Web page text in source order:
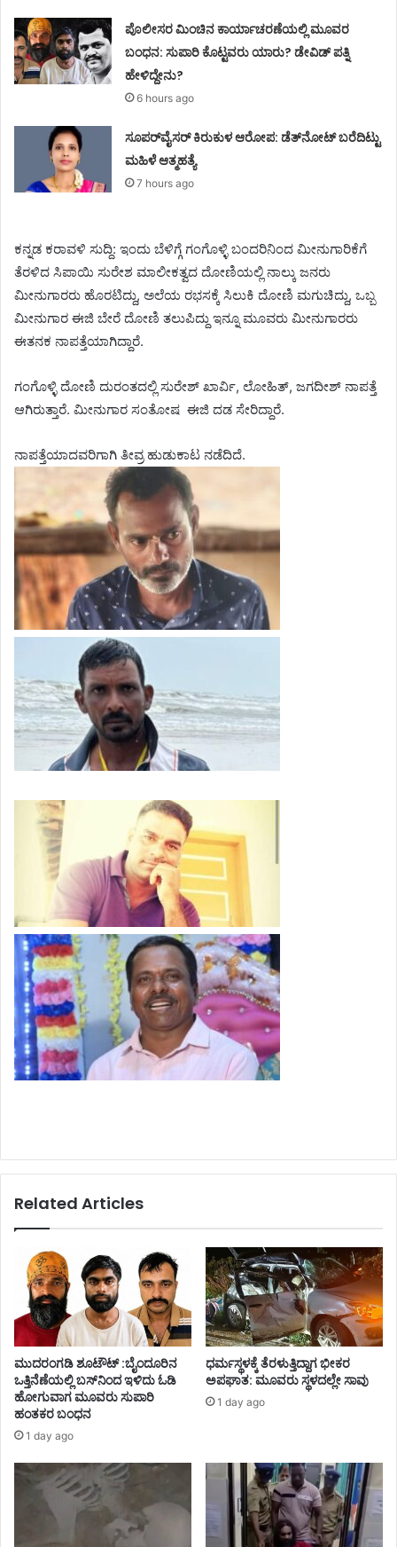
ಪೊಲೀಸರ ಮಿಂಚಿನ ಕಾರ್ಯಾಚರಣೆಯಲ್ಲಿ ಮೂವರ
ಬಂಧನ: ಸುಪಾರಿ ಕೊಟ್ಟವರು ಯಾರು? ಡೇವಿಡ್ ಪತ್ನಿ
ಹೇಳಿದ್ದೇನು?
6 hours ago
ಸೂಪರ್‌ವೈಸರ್‌ ಕಿರುಕುಳ ಆರೋಪ: ಡೆತ್‌ನೋಟ್‌ ಬರೆದಿಟ್ಟು
ಮಹಿಳೆ ಆತ್ಮಹತ್ಯೆ
7 hours ago
ಕನ್ನಡ ಕರಾವಳಿ ಸುದ್ದಿ: ಇಂದು ಬೆಳಿಗ್ಗೆ ಗಂಗೊಳ್ಳಿ ಬಂದರಿನಿಂದ ಮೀನುಗಾರಿಕೆಗೆ
ತೆರಳಿದ ಸಿಪಾಯಿ ಸುರೇಶ ಮಾಲೀಕತ್ವದ ದೋಣಿಯಲ್ಲಿ ನಾಲ್ಕು ಜನರು
ಮೀನುಗಾರರು ಹೊರಟಿದ್ದು, ಅಲೆಯ ರಭಸಕ್ಕೆ ಸಿಲುಕಿ ದೋಣಿ ಮಗುಚಿದ್ದು, ಒಬ್ಬ
ಮೀನುಗಾರ ಈಜಿ ಬೇರೆ ದೋಣಿ ತಲುಪಿದ್ದು ಇನ್ನೂ ಮೂವರು ಮೀನುಗಾರರು
ಈತನಕ ನಾಪತ್ತೆಯಾಗಿದ್ದಾರೆ.
ಗಂಗೊಳ್ಳಿ ದೋಣಿ ದುರಂತದಲ್ಲಿ ಸುರೇಶ್ ಖಾರ್ವಿ, ಲೋಹಿತ್, ಜಗದೀಶ್ ನಾಪತ್ತೆ
ಆಗಿರುತ್ತಾರೆ. ಮೀನುಗಾರ ಸಂತೋಷ ಈಜಿ ದಡ ಸೇರಿದ್ದಾರೆ.
ನಾಪತ್ತೆಯಾದವರಿಗಾಗಿ ತೀವ್ರ ಹುಡುಕಾಟ ನಡೆದಿದೆ.
Related Articles
ಮುದರಂಗಡಿ ಶೂಟೌಟ್ :ಬೈಂದೂರಿನ
ಒತ್ತಿನೆಣೆಯಲ್ಲಿ ಬಸ್‌ನಿಂದ ಇಳಿದು ಓಡಿ
ಹೋಗುವಾಗ ಮೂವರು ಸುಪಾರಿ
ಹಂತಕರ ಬಂಧನ
1 day ago
ಧರ್ಮಸ್ಥಳಕ್ಕೆ ತೆರಳುತ್ತಿದ್ದಾಗ ಭೀಕರ
ಅಪಘಾತ: ಮೂವರು ಸ್ಥಳದಲ್ಲೇ ಸಾವು
1 day ago